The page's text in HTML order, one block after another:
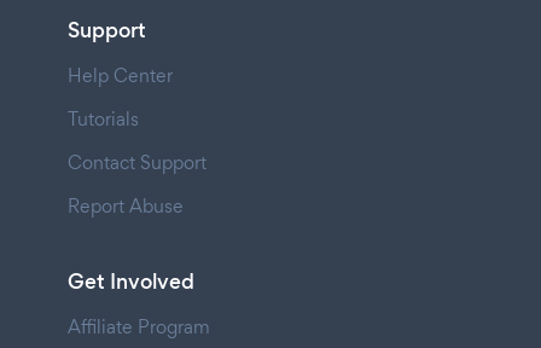
Support
Help Center
Tutorials
Contact Support
Report Abuse
Get Involved
Affiliate Program